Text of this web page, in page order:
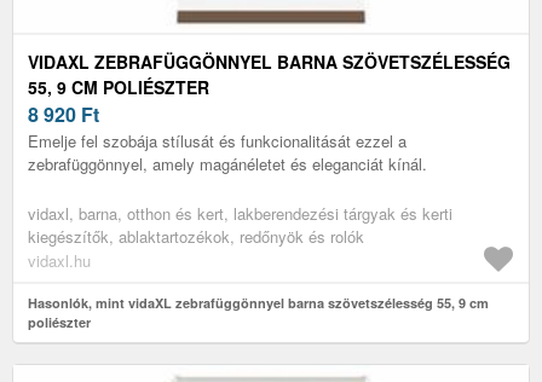
VIDAXL ZEBRAFÜGGÖNNYEL BARNA SZÖVETSZÉLESSÉG
55, 9 CM POLIÉSZTER
8 920 Ft
Emelje fel szobája stílusát és funkcionalitását ezzel a
zebrafüggönnyel, amely magánéletet és eleganciát kínál.
vidaxl, barna, otthon és kert, lakberendezési tárgyak és kerti
kiegészítők, ablaktartozékok, redőnyök és rolók
vidaxl.hu
Hasonlók, mint vidaXL zebrafüggönnyel barna szövetszélesség 55, 9 cm
poliészter